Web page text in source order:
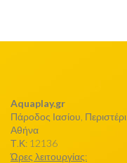
Aquaplay.gr
Πάροδος Ιασίου, Περιστέρι
Αθήνα
Τ.Κ: 12136
Ώρες λειτουργίας: